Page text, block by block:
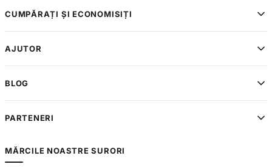
CUMPĂRAȚI ȘI ECONOMISIȚI
AJUTOR
BLOG
PARTENERI
MĂRCILE NOASTRE SURORI